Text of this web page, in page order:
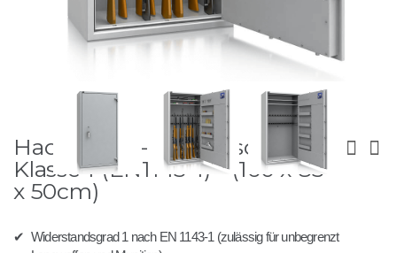
Anfang
der
Bildergalerie
springen
Hades 26-2 - Waffenschrank
Klasse 1 (EN1143-1) - (160 x 85
x 50cm)
✔ Widerstandsgrad 1 nach EN 1143-1 (zulässig für unbegrenzt